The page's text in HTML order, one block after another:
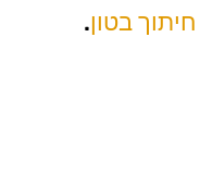
חיתוך בטון.